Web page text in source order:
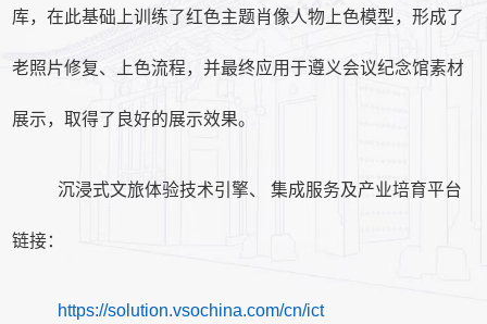
库，在此基础上训练了红色主题肖像人物上色模型，形成了
老照片修复、上色流程，并最终应用于遵义会议纪念馆素材
展示，取得了良好的展示效果。
沉浸式文旅体验技术引擎、 集成服务及产业培育平台
链接：
https://solution.vsochina.com/cn/ict